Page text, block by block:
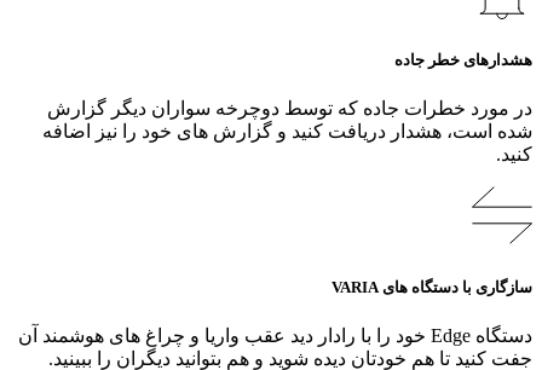
هشدارهای خطر جاده
در مورد خطرات جاده که توسط دوچرخه سواران دیگر گزارش
شده است، هشدار دریافت کنید و گزارش های خود را نیز اضافه
کنید.
سازگاری با دستگاه های VARIA
دستگاه Edge خود را با رادار دید عقب واریا و چراغ‌ های هوشمند آن
جفت کنید تا هم خودتان دیده شوید و هم بتوانید دیگران را ببینید.